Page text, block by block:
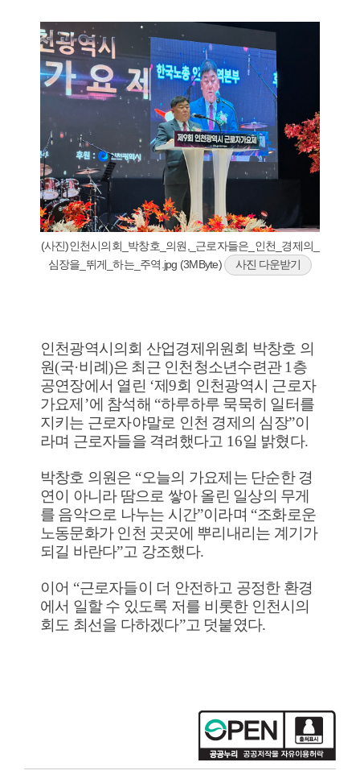
(사진)인천시의회_박창호_의원,_근로자들은_인천_경제의_
심장을_뛰게_하는_주역.jpg (3MByte)
사진 다운받기
인천광역시의회 산업경제위원회 박창호 의
원(국·비례 )은 최근 인천청소년수련관1층
공연장에서 열린 ‘제9회 인천광역시 근로자
가요제 ’에 참석해 “하루하루 묵묵히 일터를
지키는 근로자야말로 인천 경제의 심장”이
라며 근로자들을 격려했다고 16일 밝혔다.
박창호 의원은 “오늘의 가요제는 단순한 경
연이 아니라 땀으로 쌓아 올린 일상의 무게
를 음악으로 나누는 시간”이라며 “조화로운
노동문화가 인천 곳곳에 뿌리내리는 계기가
되길 바란다”고 강조했다.
이어 “근로자들이 더 안전하고 공정한 환경
에서 일할 수 있도록 저를 비롯한 인천시의
회도 최선을 다하겠다”고 덧붙였다.